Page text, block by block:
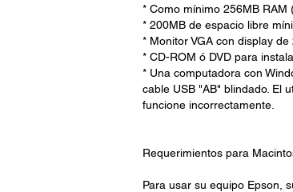
* Como mínimo 256MB RAM
* 200MB de espacio libre
* Monitor VGA con display
* CD-ROM ó DVD para
* Una computadora con
cable USB "AB" blindado. El
funcione incorrectamente.
Requerimientos para
Para usar su equipo Epson,